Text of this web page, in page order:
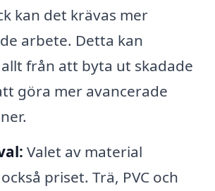
kan det krävas mer
arbete. Detta kan
från att byta ut skadade
göra mer avancerade
Valet av material
priset. Trä, PVC och